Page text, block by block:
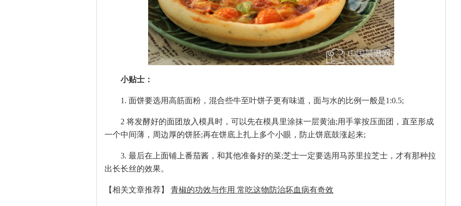
小贴士：
1. 面饼要选用高筋面粉，混合些牛至叶饼子更有味道，面与水的比例一般是1:0.5;
2 将发酵好的面团放入模具时，可以先在模具里涂抹一层黄油;用手掌按压面团，直至形成
一个中间薄，周边厚的饼胚;再在饼底上扎上多个小眼，防止饼底鼓涨起来;
3. 最后在上面铺上番茄酱，和其他准备好的菜;芝士一定要选用马苏里拉芝士，才有那种拉
出长长丝的效果。
【相关文章推荐】 青椒的功效与作用 常吃这物防治坏血病有奇效